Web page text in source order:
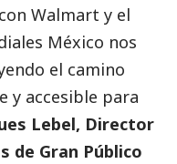
Walmart y el
México nos
el camino
y accesible para
Lebel, Director
de Gran Público